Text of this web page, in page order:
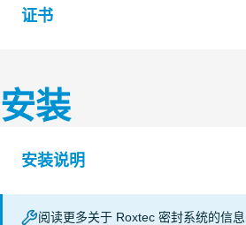
S1014129 COMSEAL 12
证书
认证机构
CSA
Roxtec
安装
安装说明
阅读更多关于 Roxtec 密封系统的信